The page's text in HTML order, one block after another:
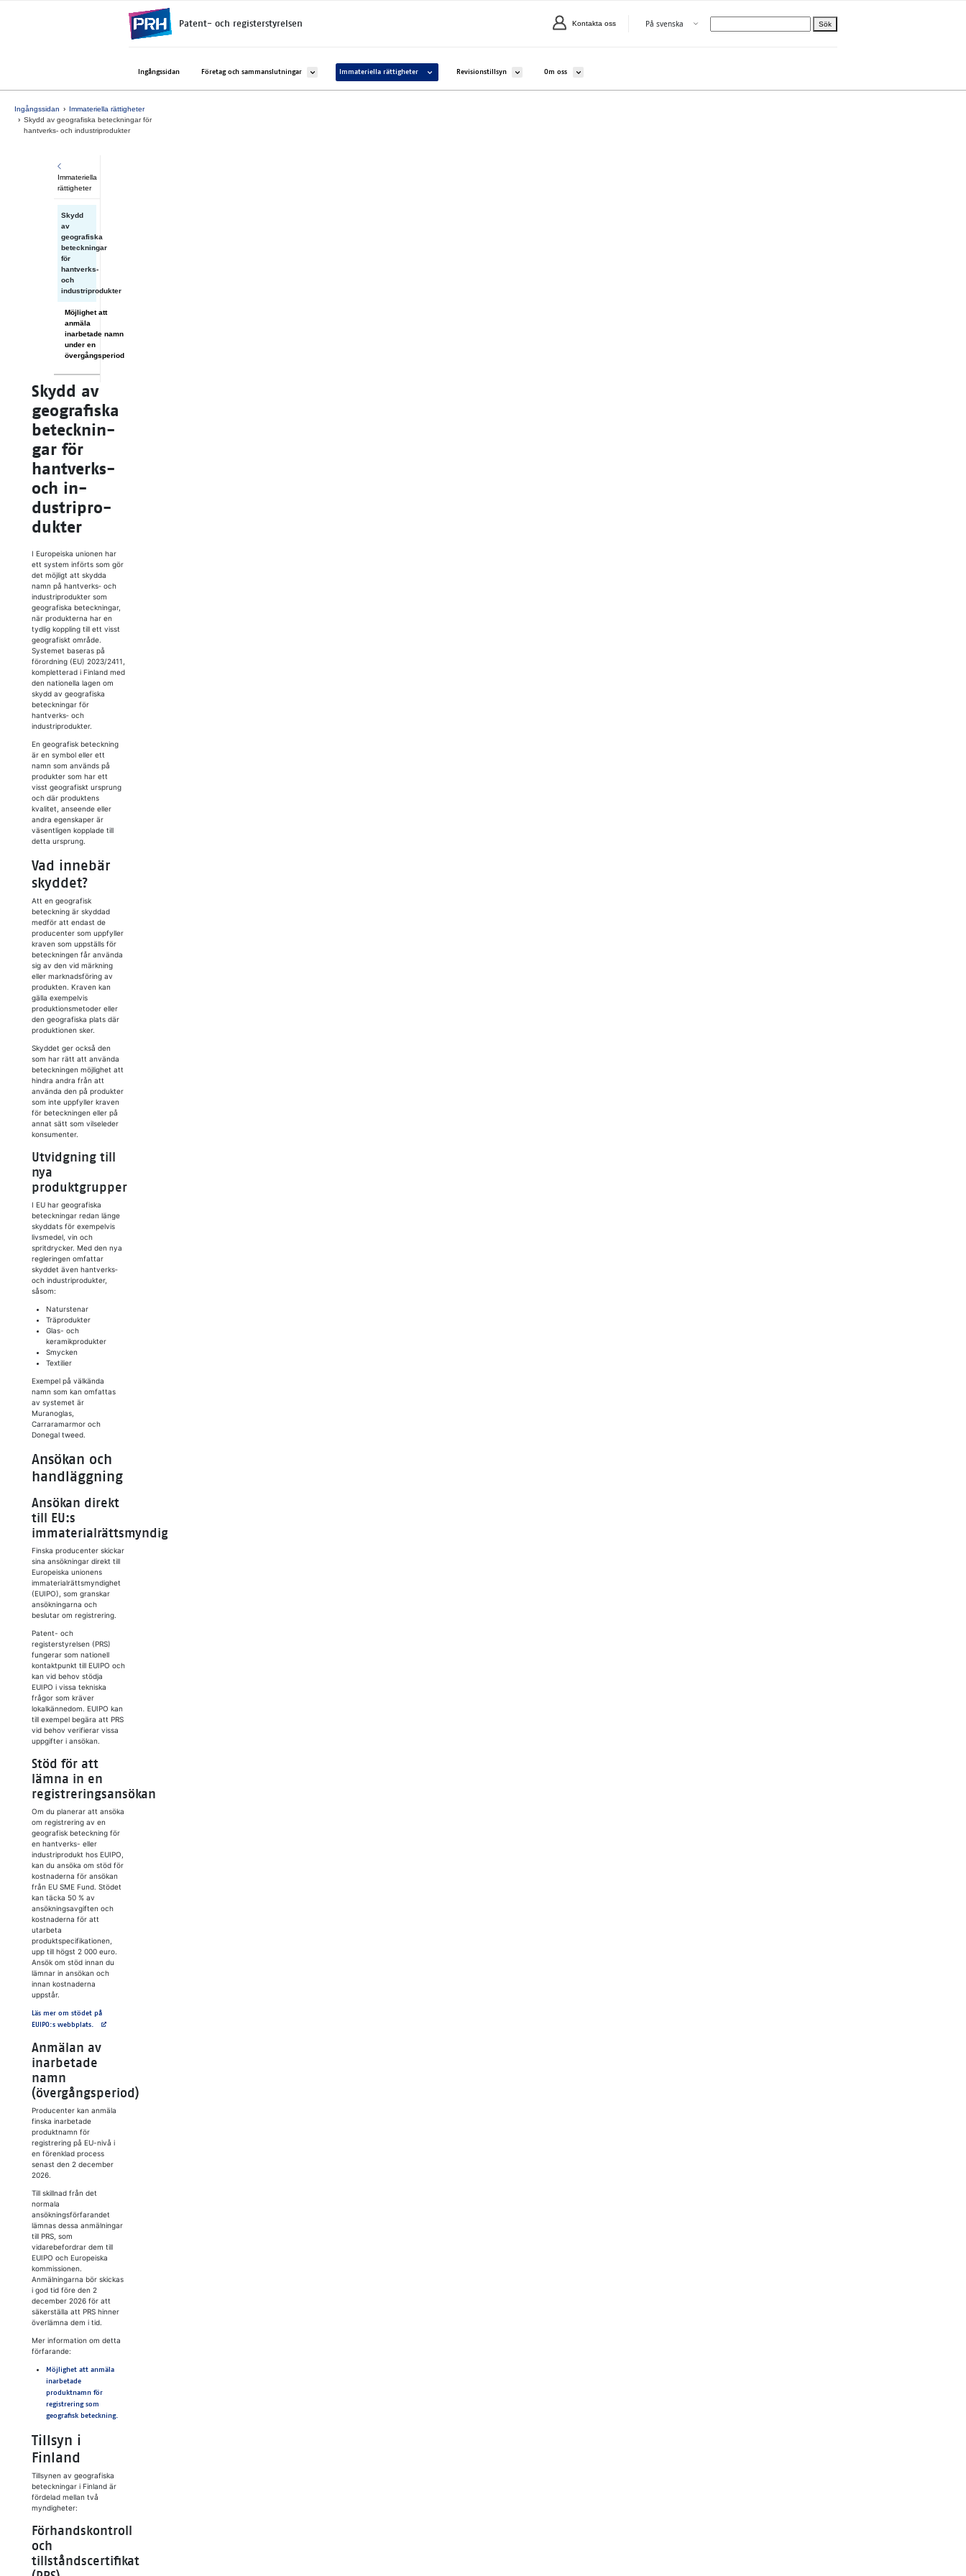
Patent- och registerstyrelsen Kontakta oss Välj språk
På svenska Öppna menyn Sök
Ingångssidan Företag och sammanslutningar Avaa alavalikko kohteelle Företag och sammanslutningar
Immateriella rättigheter Avaa alavalikko kohteelle Immateriella rättigheter
Revisionstillsyn Avaa alavalikko kohteelle Revisionstillsyn
Om oss Avaa alavalikko kohteelle Om oss
Ingångssidan
Immateriella rättigheter
Skydd av geografiska beteckningar för
hantverks- och industriprodukter
Skydd av
geo­gra­fis­ka
be­teck­nin­
gar för
hant­verks-
och in­
dustri­pro­
duk­ter
I Europeiska unionen har
ett system införts som gör
det möjligt att skydda
namn på hantverks‑ och
industriprodukter som
geografiska beteckningar,
när produkterna har en
tydlig koppling till ett visst
geografiskt område.
Systemet baseras på
förordning (EU) 2023/2411,
kompletterad i Finland med
den nationella lagen om
skydd av geografiska
beteckningar för
hantverks‑ och
industriprodukter.
En geografisk beteckning
är en symbol eller ett
namn som används på
produkter som har ett
visst geografiskt ursprung
och där produktens
kvalitet, anseende eller
andra egenskaper är
väsentligen kopplade till
detta ursprung.
Vad innebär
skyddet?
Att en geografisk
beteckning är skyddad
medför att endast de
producenter som uppfyller
kraven som uppställs för
beteckningen får använda
sig av den vid märkning
eller marknadsföring av
produkten. Kraven kan
gälla exempelvis
produktionsmetoder eller
den geografiska plats där
produktionen sker.
Skyddet ger också den
som har rätt att använda
beteckningen möjlighet att
hindra andra från att
använda den på produkter
som inte uppfyller kraven
för beteckningen eller på
annat sätt som vilseleder
konsumenter.
Utvidgning till
nya
produktgrupper
I EU har geografiska
beteckningar redan länge
skyddats för exempelvis
livsmedel, vin och
spritdrycker. Med den nya
regleringen omfattar
skyddet även hantverks‑
och industriprodukter,
såsom:
Naturstenar
Träprodukter
Glas- och
keramikprodukter
Smycken
Textilier
Exempel på välkända
namn som kan omfattas
av systemet är
Muranoglas,
Carraramarmor och
Donegal tweed.
Ansökan och
handläggning
Ansökan direkt
till EU:s
immaterialrättsmyndighet
Finska producenter skickar
sina ansökningar direkt till
Europeiska unionens
immaterialrättsmyndighet
(EUIPO), som granskar
ansökningarna och
beslutar om registrering.
Patent- och
registerstyrelsen (PRS)
fungerar som nationell
kontaktpunkt till EUIPO och
kan vid behov stödja
EUIPO i vissa tekniska
frågor som kräver
lokalkännedom. EUIPO kan
till exempel begära att PRS
vid behov verifierar vissa
uppgifter i ansökan.
Stöd för att
lämna in en
registreringsansökan
Om du planerar att ansöka
om registrering av en
geografisk beteckning för
en hantverks- eller
industriprodukt hos EUIPO,
kan du ansöka om stöd för
kostnaderna för ansökan
från EU SME Fund. Stödet
kan täcka 50 % av
ansökningsavgiften och
kostnaderna för att
utarbeta
produktspecifikationen,
upp till högst 2 000 euro.
Ansök om stöd innan du
lämnar in ansökan och
innan kostnaderna
uppstår.
Läs mer om stödet på
EUIPO:s webbplats.
Avautuu uuteen välilehteen
Anmälan av
inarbetade
namn
(övergångsperiod)
Producenter kan anmäla
finska inarbetade
produktnamn för
registrering på EU-nivå i
en förenklad process
senast den 2 december
2026.
Till skillnad från det
normala
ansökningsförfarandet
lämnas dessa anmälningar
till PRS, som
vidarebefordrar dem till
EUIPO och Europeiska
kommissionen.
Anmälningarna bör skickas
i god tid före den 2
december 2026 för att
säkerställa att PRS hinner
överlämna dem i tid.
Mer information om detta
förfarande:
Möjlighet att anmäla
inarbetade
produktnamn för
registrering som
geografisk beteckning.
Tillsyn i
Finland
Tillsynen av geografiska
beteckningar i Finland är
fördelad mellan två
myndigheter:
Förhandskontroll
och
tillståndscertifikat
Immateriella
rättigheter
Skydd
av
geografiska
beteckningar
för
hantverks-
och
industriprodukter
Möjlighet att
anmäla
inarbetade namn
under en
övergångsperiod